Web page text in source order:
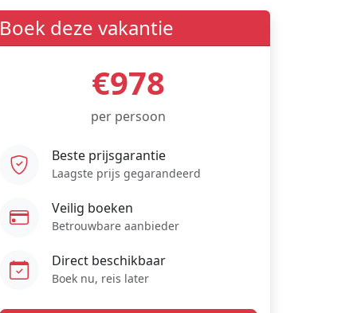
Boek deze vakantie
€978
per persoon
Beste prijsgarantie
Laagste prijs gegarandeerd
Veilig boeken
Betrouwbare aanbieder
Direct beschikbaar
Boek nu, reis later